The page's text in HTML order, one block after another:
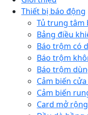
Thiết bị báo động
Tủ trung tâm
Bảng điều
Báo trộm có
Báo trộm
Báo trộm
Cảm biến
Cảm biến
Card mở